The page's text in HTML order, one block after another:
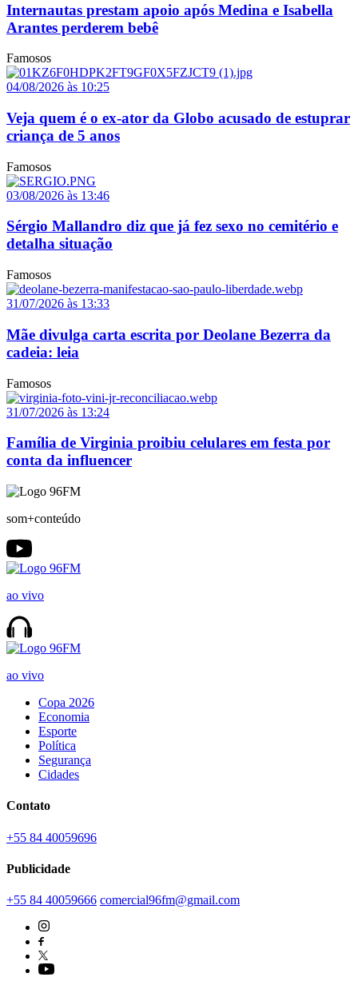
Internautas prestam apoio após Medina e Isabella
Arantes perderem bebê
Famosos
04/08/2026 às 10:25
Veja quem é o ex-ator da Globo acusado de estuprar
criança de 5 anos
Famosos
03/08/2026 às 13:46
Sérgio Mallandro diz que já fez sexo no cemitério e
detalha situação
Famosos
31/07/2026 às 13:33
Mãe divulga carta escrita por Deolane Bezerra da
cadeia: leia
Famosos
31/07/2026 às 13:24
Família de Virginia proibiu celulares em festa por
conta da influencer
som+conteúdo
ao vivo
ao vivo
Copa 2026
Economia
Esporte
Política
Segurança
Cidades
Contato
+55 84 40059696
Publicidade
+55 84 40059666 comercial96fm@gmail.com